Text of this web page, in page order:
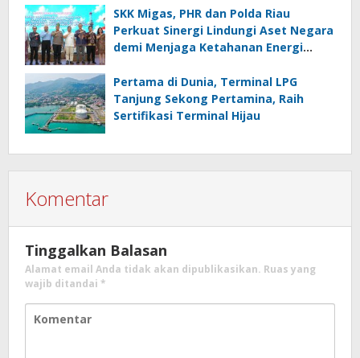
SKK Migas, PHR dan Polda Riau
Perkuat Sinergi Lindungi Aset Negara
demi Menjaga Ketahanan Energi
Pertama di Dunia, Terminal LPG
Tanjung Sekong Pertamina, Raih
Sertifikasi Terminal Hijau
Komentar
Tinggalkan Balasan
Alamat email Anda tidak akan dipublikasikan. Ruas yang
wajib ditandai *